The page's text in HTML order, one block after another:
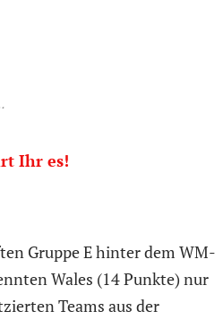
Ihr es!
Gruppe E hinter dem WM-
Wales (14 Punkte) nur
Teams aus der